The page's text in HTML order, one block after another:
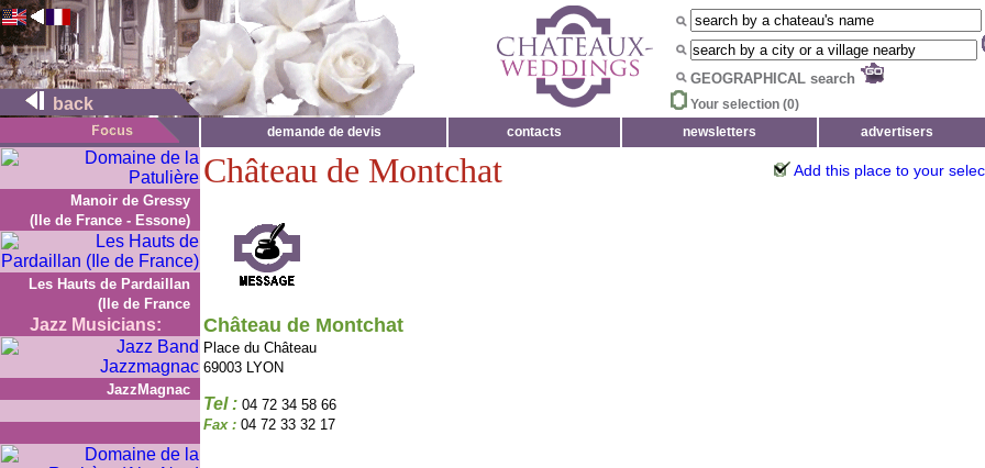
back
GEOGRAPHICAL search
Your selection (0)
demande de devis
contacts newsletters advertisers
Manoir de Gressy
(Ile de France - Essone)
Les Hauts de Pardaillan
(Ile de France
Jazz Musicians:
JazzMagnac
Château de Montchat Add this place to your
Château de Montchat
Place du Château
69003 LYON
Tel : 04 72 34 58 66
Fax : 04 72 33 32 17